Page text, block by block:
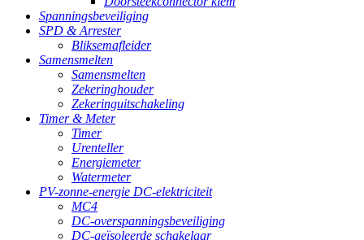
Spanningsbeveiliging
SPD & Arrester
Bliksemafleider
Samensmelten
Samensmelten
Zekeringhouder
Zekeringuitschakeling
Timer & Meter
Timer
Urenteller
Energiemeter
Watermeter
PV-zonne-energie DC-elektriciteit
MC4
DC-overspanningsbeveiliging
DC-geïsoleerde schakelaar